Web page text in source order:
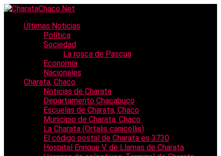
Últimas Noticias
Política
Sociedad
La rosca de Pascua
Economía
Nacionales
Charata, Chaco
Noticias de Charata
Departamento Chacabuco
Escuelas de Charata, Chaco
Municipio de Charata, Chaco
La Charata (Ortalis canicollis)
El código postal de Charata es 3730
Hospital Enrique V. de Llamas de Charata